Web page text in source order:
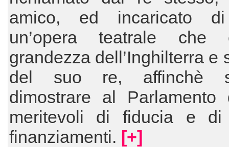
amico, ed incaricato di
un’opera teatrale
grandezza dell’Inghilterra e
del suo re, affinchè
dimostrare al Parlamento
meritevoli di fiducia e di
finanziamenti. [+]